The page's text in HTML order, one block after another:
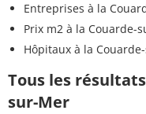
Entreprises à la
Prix m2 à la Couarde-
Hôpitaux à la
Tous les
sur-Mer